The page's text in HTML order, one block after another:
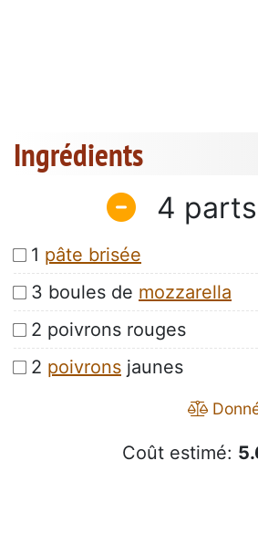
Ingrédients
4
1 pâte brisée
3 boules de mozzarella
2 poivrons rouges
2 poivrons jaunes
Coût estimé: